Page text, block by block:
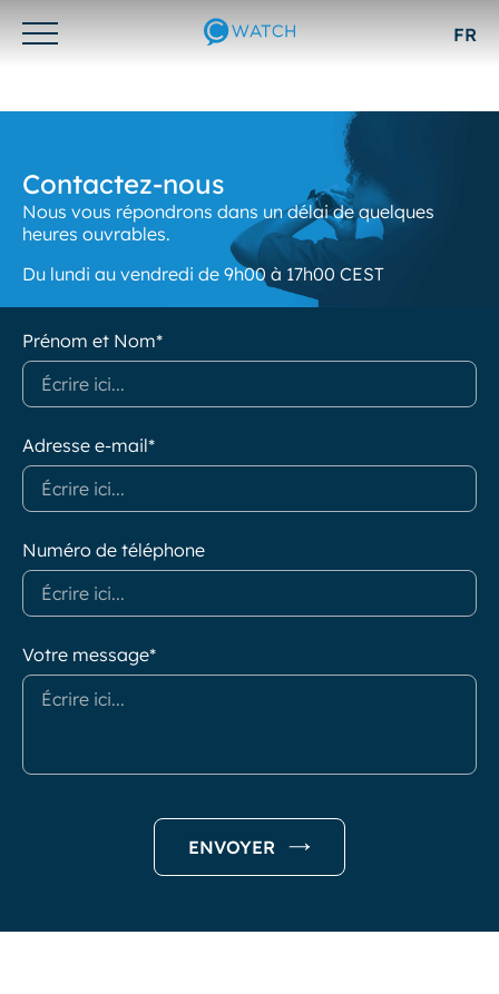
Otwórz/zamknij
FR
Contactez-nous
Nous vous répondrons dans un délai de quelques
heures ouvrables.
Du lundi au vendredi de 9h00 à 17h00 CEST
Prénom et Nom*
Adresse e-mail*
Numéro de téléphone
Votre message*
ENVOYER